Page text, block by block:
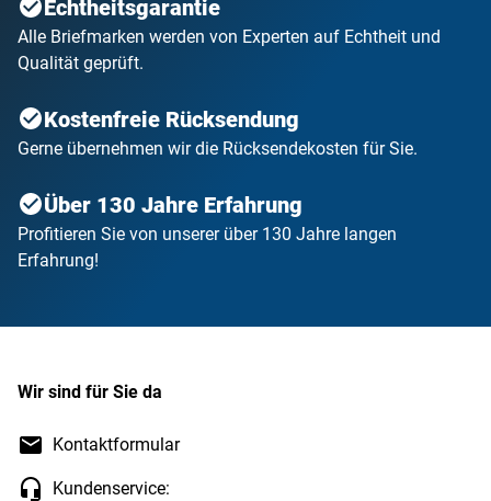
Echtheitsgarantie
Alle Briefmarken werden von Experten auf Echtheit und
Qualität geprüft.
Kostenfreie Rücksendung
Gerne übernehmen wir die Rücksendekosten für Sie.
Über 130 Jahre Erfahrung
Profitieren Sie von unserer über 130 Jahre langen
Erfahrung!
Wir sind für Sie da
Kontaktformular
Kundenservice: